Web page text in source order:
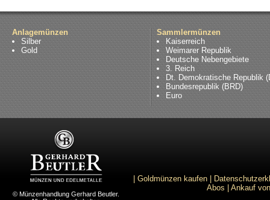
Anlagemünzen
Silber
Gold
Sammlermünzen
Kaiserreich
Weimarer Republik
Deutsche Nebengebiete
3. Reich
Dt. Demokratische Republik
Bundesrepublik (BRD)
Euro
© Münzenhandlung Gerhard Beutler.
Goldmünzen kaufen
Abos
Ankauf